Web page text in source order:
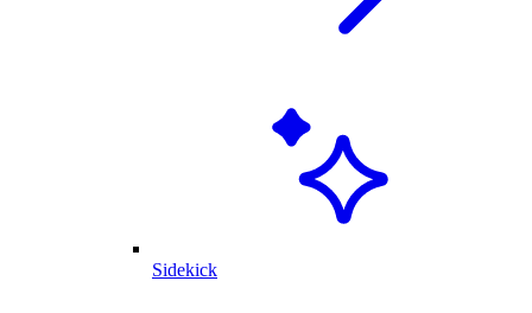
Sidekick